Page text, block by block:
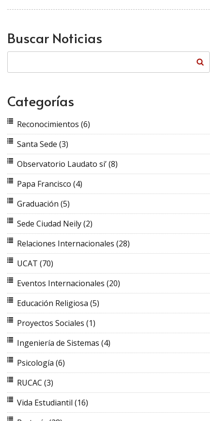
Buscar Noticias
Categorías
Reconocimientos (6)
Santa Sede (3)
Observatorio Laudato si’(8)
Papa Francisco (4)
Graduación (5)
Sede Ciudad Neily(2)
Relaciones Internacionales (28)
UCAT (70)
Eventos Internacionales (20)
Educación Religiosa (5)
Proyectos Sociales (1)
Ingeniería de Sistemas (4)
Psicología (6)
RUCAC (3)
Vida Estudiantil (16)